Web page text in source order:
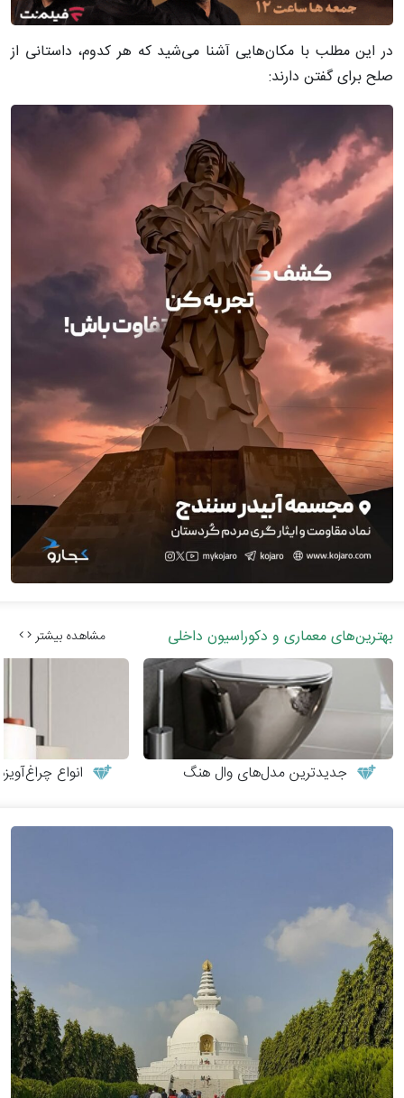
در این مطلب با مکان‌هایی آشنا می‌شید که هر کدوم، داستانی از
صلح برای گفتن دارند:
بهترین‌های معماری و دکوراسیون داخلی مشاهده بیشتر
جدیدترین مدل‌های وال هنگ انواع